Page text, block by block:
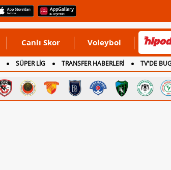
Canlı Skor Voleybol
SÜPER LİG TRANSFER HABERLERİ
TV'DE